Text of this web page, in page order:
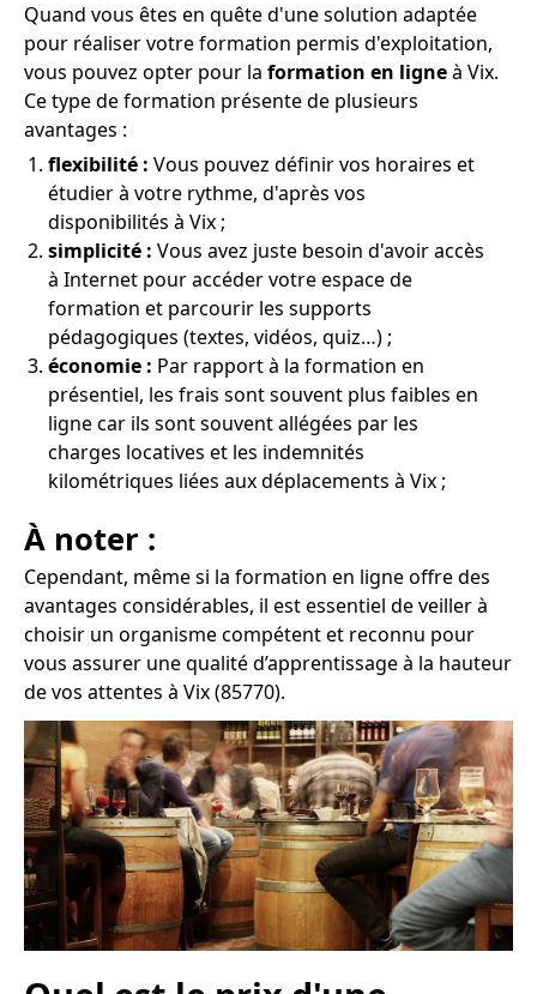
Quand vous êtes en quête d'une solution adaptée
pour réaliser votre formation permis d'exploitation,
vous pouvez opter pour la formation en ligneà Vix.
Ce type de formation présente de plusieurs
avantages :
flexibilité : Vous pouvez définir vos horaires et
étudier à votre rythme, d'après vos
disponibilités à Vix ;
simplicité : Vous avez juste besoin d'avoir accès
à Internet pour accéder votre espace de
formation et parcourir les supports
pédagogiques (textes, vidéos, quiz…) ;
économie : Par rapport à la formation en
présentiel, les frais sont souvent plus faibles en
ligne car ils sont souvent allégées par les
charges locatives et les indemnités
kilométriques liées aux déplacements à Vix ;
À noter :
Cependant, même si la formation en ligne offre des
avantages considérables, il est essentiel de veiller à
choisir un organisme compétent et reconnu pour
vous assurer une qualité d’apprentissage à la hauteur
de vos attentes à Vix (85770).